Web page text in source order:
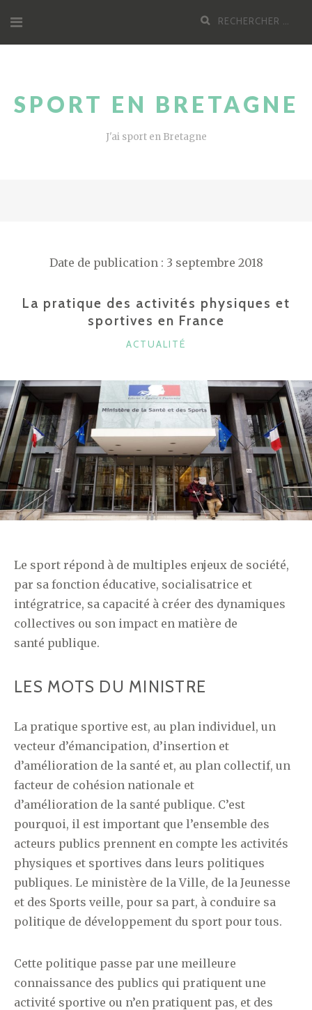
au
contenu
Recherche
SPORT EN BRETAGNE
J'ai sport en Bretagne
Date de publication : 3 septembre 2018
La pratique des activités physiques et
sportives en France
CATÉGORIES
ACTUALITÉ
Le sport répond à de multiples enjeux de société,
par sa fonction éducative, socialisatrice et
intégratrice, sa capacité à créer des dynamiques
collectives ou son impact en matière de
santé publique.
LES MOTS DU MINISTRE
La pratique sportive est, au plan individuel, un
vecteur d’émancipation, d’insertion et
d’amélioration de la santé et, au plan collectif, un
facteur de cohésion nationale et
d’amélioration de la santé publique. C’est
pourquoi, il est important que l’ensemble des
acteurs publics prennent en compte les activités
physiques et sportives dans leurs politiques
publiques. Le ministère de la Ville, de la Jeunesse
et des Sports veille, pour sa part, à conduire sa
politique de développement du sport pour tous.
Cette politique passe par une meilleure
connaissance des publics qui pratiquent une
activité sportive ou n’en pratiquent pas, et des